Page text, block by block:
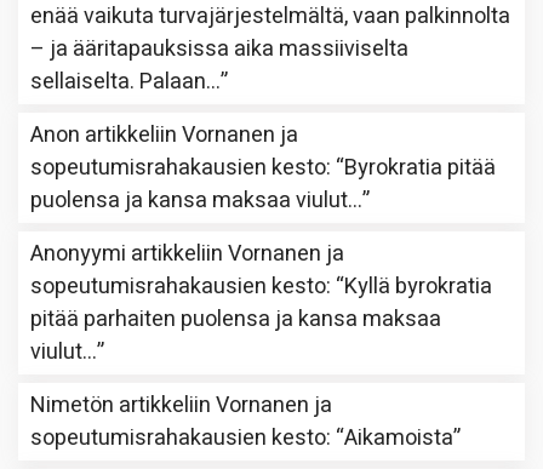
enää vaikuta turvajärjestelmältä, vaan palkinnolta
– ja ääritapauksissa aika massiiviselta
sellaiselta. Palaan…”
Anon artikkeliinVornanen ja
sopeutumisrahakausien kesto: “Byrokratia pitää
puolensa ja kansa maksaa viulut…”
Anonyymi artikkeliinVornanen ja
sopeutumisrahakausien kesto: “Kyllä byrokratia
pitää parhaiten puolensa ja kansa maksaa
viulut…”
Nimetön artikkeliinVornanen ja
sopeutumisrahakausien kesto: “Aikamoista”